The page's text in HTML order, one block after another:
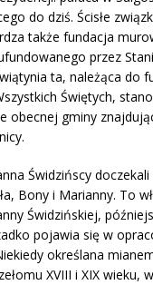
do dziś. Ścisłe
także fundacja
przez
ta, należąca do
Świętych,
obecnej gminy
Świdzińscy
Bony i Marianny. To
Świdzińskiej,
pojawia się w
określana
XVIII i XIX wieku,